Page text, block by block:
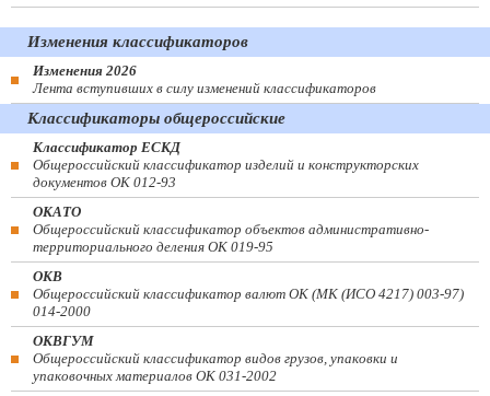
Изменения классификаторов
Изменения 2026
Лента вступивших в силу изменений классификаторов
Классификаторы общероссийские
Классификатор ЕСКД
Общероссийский классификатор изделий и конструкторских
документов ОК 012-93
ОКАТО
Общероссийский классификатор объектов административно-
территориального деления ОК 019-95
ОКВ
Общероссийский классификатор валют ОК (МК (ИСО 4217) 003-97)
014-2000
ОКВГУМ
Общероссийский классификатор видов грузов, упаковки и
упаковочных материалов ОК 031-2002